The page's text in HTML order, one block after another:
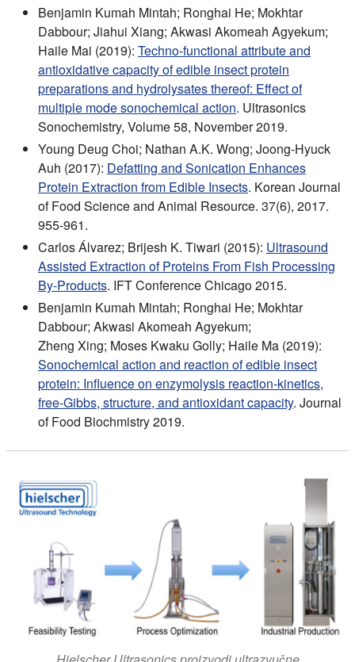
Benjamin Kumah Mintah; Ronghai He; Mokhtar
Dabbour; Jiahui Xiang; Akwasi Akomeah Agyekum;
Haile Mai (2019): Techno-functional attribute and
antioxidative capacity of edible insect protein
preparations and hydrolysates thereof: Effect of
multiple mode sonochemical action. Ultrasonics
Sonochemistry, Volume 58, November 2019.
Young Deug Choi; Nathan A.K. Wong; Joong-Hyuck
Auh (2017): Defatting and Sonication Enhances
Protein Extraction from Edible Insects. Korean Journal
of Food Science and Animal Resource. 37(6), 2017.
955-961.
Carlos Álvarez; Brijesh K. Tiwari (2015): Ultrasound
Assisted Extraction of Proteins From Fish Processing
By-Products. IFT Conference Chicago 2015.
Benjamin Kumah Mintah; Ronghai He; Mokhtar
Dabbour; Akwasi Akomeah Agyekum;
Zheng Xing; Moses Kwaku Golly; Haile Ma (2019):
Sonochemical action and reaction of edible insect
protein: Influence on enzymolysis reaction‐kinetics,
free‐Gibbs, structure, and antioxidant capacity. Journal
of Food Biochmistry 2019.